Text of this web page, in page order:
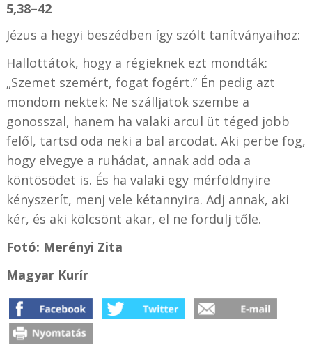
5,38–42
Jézus a hegyi beszédben így szólt tanítványaihoz:
Hallottátok, hogy a régieknek ezt mondták:
„Szemet szemért, fogat fogért.” Én pedig azt
mondom nektek: Ne szálljatok szembe a
gonosszal, hanem ha valaki arcul üt téged jobb
felől, tartsd oda neki a bal arcodat. Aki perbe fog,
hogy elvegye a ruhádat, annak add oda a
köntösödet is. És ha valaki egy mérföldnyire
kényszerít, menj vele kétannyira. Adj annak, aki
kér, és aki kölcsönt akar, el ne fordulj tőle.
Fotó: Merényi Zita
Magyar Kurír